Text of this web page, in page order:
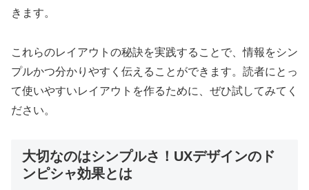
きます。
これらのレイアウトの秘訣を実践することで、情報をシン
プルかつ分かりやすく伝えることができます。読者にとっ
て使いやすいレイアウトを作るために、ぜひ試してみてく
ださい。
大切なのはシンプルさ！UXデザインのド
ンピシャ効果とは